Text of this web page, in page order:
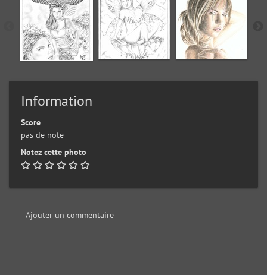
Information
Score
pas de note
Notez cette photo
Ajouter un commentaire